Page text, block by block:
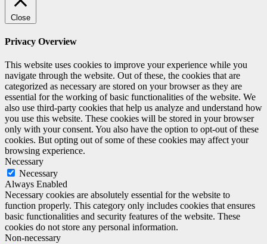
Close
Privacy Overview
This website uses cookies to improve your experience while you
navigate through the website. Out of these, the cookies that are
categorized as necessary are stored on your browser as they are
essential for the working of basic functionalities of the website. We
also use third-party cookies that help us analyze and understand how
you use this website. These cookies will be stored in your browser
only with your consent. You also have the option to opt-out of these
cookies. But opting out of some of these cookies may affect your
browsing experience.
Necessary
Necessary
Always Enabled
Necessary cookies are absolutely essential for the website to
function properly. This category only includes cookies that ensures
basic functionalities and security features of the website. These
cookies do not store any personal information.
Non-necessary